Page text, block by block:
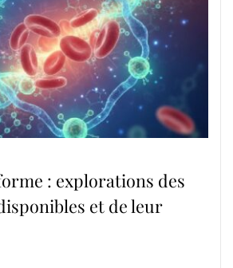
: explorations des
et de leur